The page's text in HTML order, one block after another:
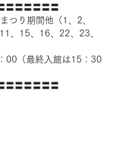
〓〓〓〓〓〓
つり期間他（1、2、
、15、16、22、23、
00（最終入館は15：30
〓〓〓〓〓〓